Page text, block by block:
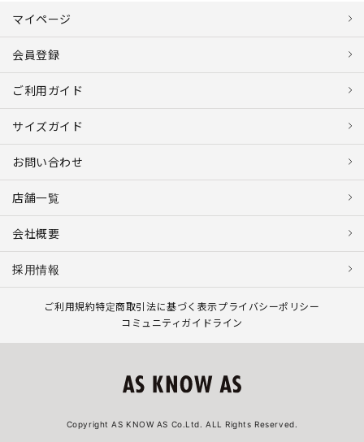
マイページ
会員登録
ご利用ガイド
サイズガイド
お問い合わせ
店舗一覧
会社概要
採用情報
ご利用規約特定商取引法に基づく表示プライバシーポリシー
コミュニティガイドライン
Copyright AS KNOW AS Co.Ltd. ALL Rights Reserved.